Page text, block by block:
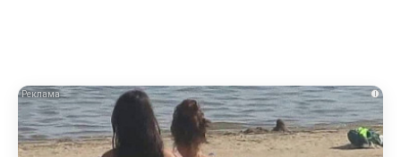
i